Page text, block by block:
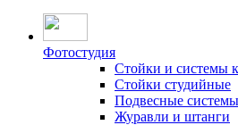
Фотостудия
Стойки и системы
Стойки студийные
Подвесные системы
Журавли и штанги